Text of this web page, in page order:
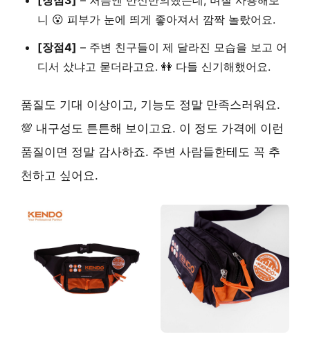
니 😮 피부가 눈에 띄게 좋아져서 깜짝 놀랐어요.
[장점4] – 주변 친구들이 제 달라진 모습을 보고 어
디서 샀냐고 묻더라고요. 👭 다들 신기해했어요.
품질도 기대 이상이고, 기능도 정말 만족스러워요.
💯 내구성도 튼튼해 보이고요. 이 정도 가격에 이런
품질이면 정말 감사하죠. 주변 사람들한테도 꼭 추
천하고 싶어요.